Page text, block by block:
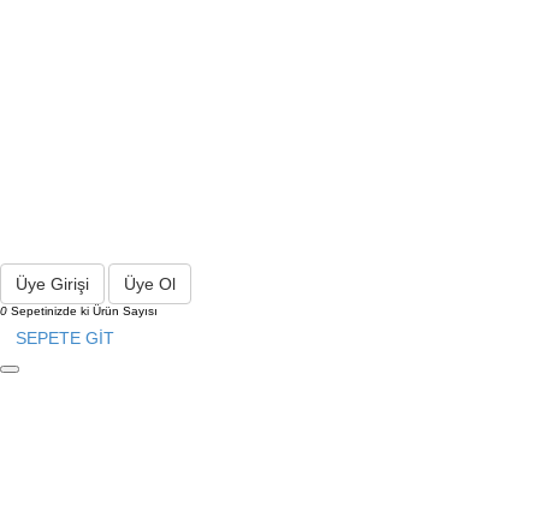
Üye Girişi Üye Ol
0 Sepetinizde ki Ürün Sayısı
SEPETE GİT